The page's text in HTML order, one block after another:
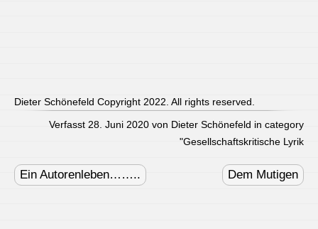
Dieter Schönefeld Copyright 2022. All rights reserved.
Verfasst 28. Juni 2020 von Dieter Schönefeld in category
"Gesellschaftskritische Lyrik
navigation
Ein Autorenleben…….. Dem Mutigen